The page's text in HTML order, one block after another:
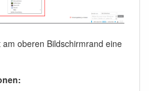
oberen Bildschirmrand eine